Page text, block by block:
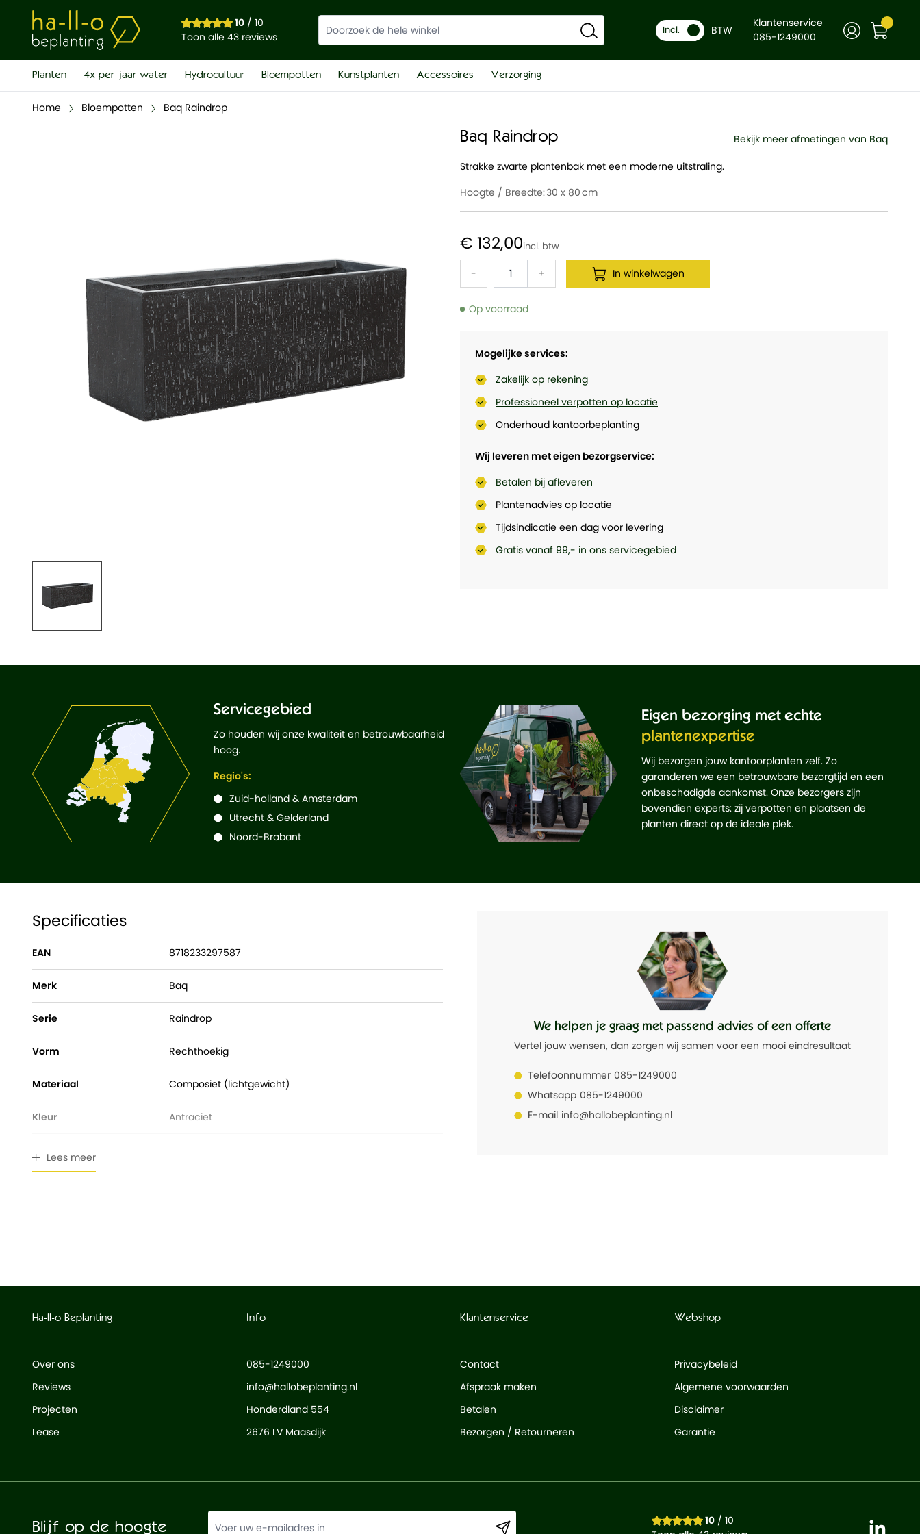
10/ 10
Toon alle 43 reviews
Incl. BTW
Klantenservice
085-1249000
Planten 4x per jaar water Hydrocultuur Bloempotten Kunstplanten Accessoires Verzorging
Home Bloempotten Baq Raindrop
Baq Raindrop Bekijk meer afmetingen van Baq
Hoogte / Breedte:30 x 80
Mogelijke services:
Zakelijk op rekening
Professioneel verpotten op locatie
Onderhoud kantoorbeplanting
Wij leveren met eigen bezorgservice:
Betalen bij afleveren
Plantenadvies op locatie
Tijdsindicatie een dag voor levering
Gratis vanaf 99,- in ons servicegebied
Strakke zwarte plantenbak met een moderne uitstraling.
€ 132,00
- + In winkelwagen
Op voorraad
Baq Raindrop
€ 132,00 + In winkelwagen
Servicegebied
Zo houden wij onze kwaliteit en betrouwbaarheid
hoog.
Regio's:
Zuid-holland & Amsterdam
Utrecht & Gelderland
Noord-Brabant
Eigen bezorging met echte
plantenexpertise
Wij bezorgen jouw kantoorplanten zelf. Zo
garanderen we een betrouwbare bezorgtijd en een
onbeschadigde aankomst. Onze bezorgers zijn
bovendien experts: zij verpotten en plaatsen de
planten direct op de ideale plek.
Specificaties
EAN 8718233297587
Merk Baq
Serie Raindrop
Vorm Rechthoekig
Materiaal Composiet (lichtgewicht)
Kleur Antraciet
Geschikt voor buiten
Lees meer
We helpen je graag met passend advies of een offerte
Vertel jouw wensen, dan zorgen wij samen voor een mooi eindresultaat
Telefoonnummer 085-1249000
Whatsapp 085-1249000
E-mail info@hallobeplanting.nl
Ha-ll-o Beplanting
Over ons
Reviews
Projecten
Lease
Info
085-1249000
info@hallobeplanting.nl
Honderdland 554
2676 LV Maasdijk
Klantenservice
Contact
Afspraak maken
Betalen
Bezorgen / Retourneren
Webshop
Privacybeleid
Algemene voorwaarden
Disclaimer
Garantie
Blijf op de hoogte 10/ 10